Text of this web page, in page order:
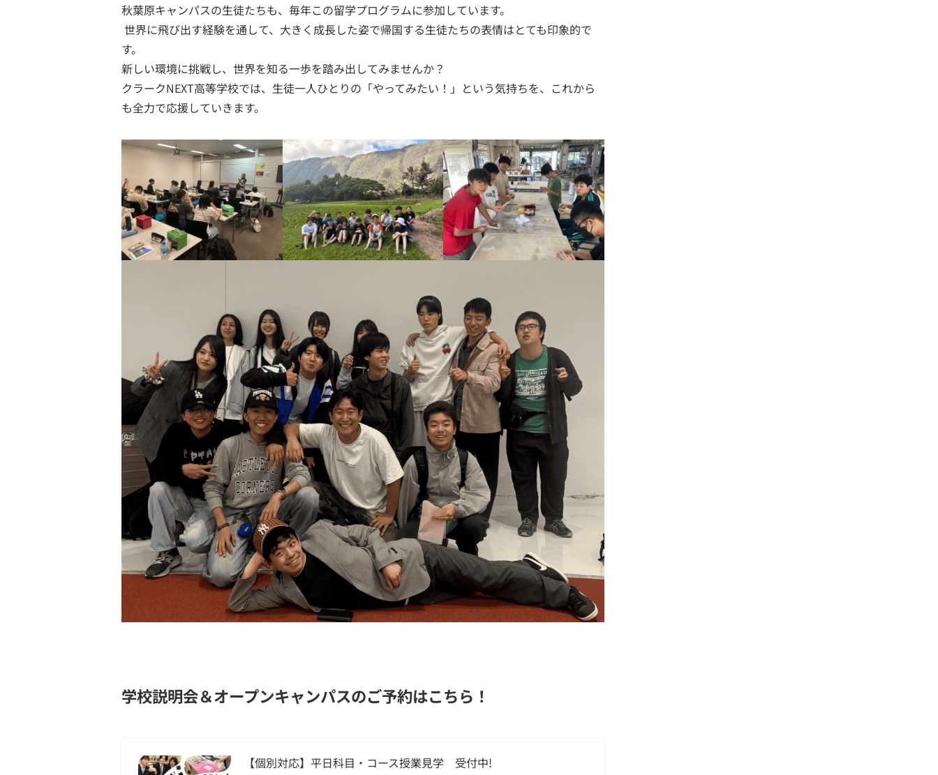
秋葉原キャンパスの生徒たちも、毎年この留学プログラムに参加しています。
世界に飛び出す経験を通して、大きく成長した姿で帰国する生徒たちの表情はとても印象的で
す。
新しい環境に挑戦し、世界を知る一歩を踏み出してみませんか？
クラークNEXT高等学校では、生徒一人ひとりの「やってみたい！」という気持ちを、これから
も全力で応援していきます。
学校説明会＆オープンキャンパスのご予約はこちら！
【個別対応】平日科目・コース授業見学 受付中!